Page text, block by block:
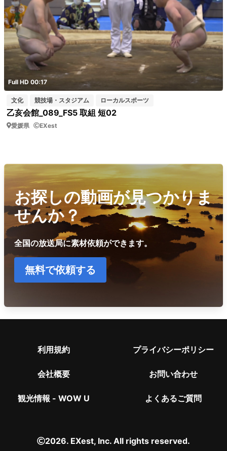
Full HD 00:17
文化 競技場・スタジアム ローカルスポーツ
乙亥会館_089_FS5 取組 短02
愛媛県 EXest
お探しの動画が見つかりま
せんか？
全国の放送局に素材依頼ができます。
無料で依頼する
利用規約 プライバシーポリシー
会社概要 お問い合わせ
観光情報 - WOW U よくあるご質問
2026. EXest, Inc. All rights reserved.